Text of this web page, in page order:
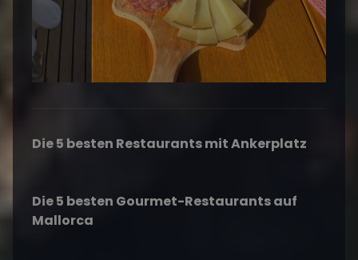
Die 5 besten Restaurants mit Ankerplatz
Die 5 besten Gourmet-Restaurants auf
Mallorca